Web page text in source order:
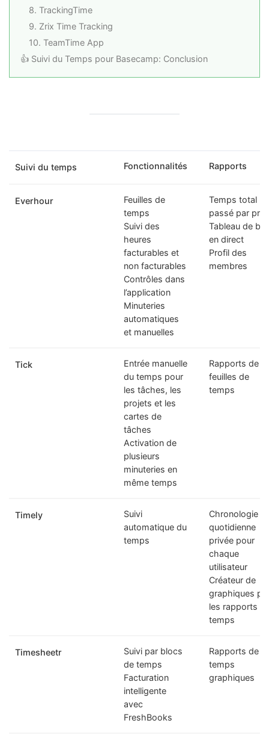
8. TrackingTime
9. Zrix Time Tracking
10. TeamTime App
👍 Suivi du Temps pour Basecamp: Conclusion
Suivi du temps Fonctionnalités Rapports
Everhour
Feuilles de
temps
Suivi des
heures
facturables et
non facturables
Contrôles dans
l’application
Minuteries
automatiques
et manuelles
Temps total
passé par
Tableau de
en direct
Profil des
membres
Tick
Entrée manuelle
du temps pour
les tâches, les
projets et les
cartes de
tâches
Activation de
plusieurs
minuteries en
même temps
Rapports de
feuilles de
temps
Timely
Suivi
automatique du
temps
Chronologie
quotidienne
privée pour
chaque
utilisateur
Créateur de
graphiques
les rapports
temps
Timesheetr
Suivi par blocs
de temps
Facturation
intelligente
avec
FreshBooks
Rapports de
temps
graphiques